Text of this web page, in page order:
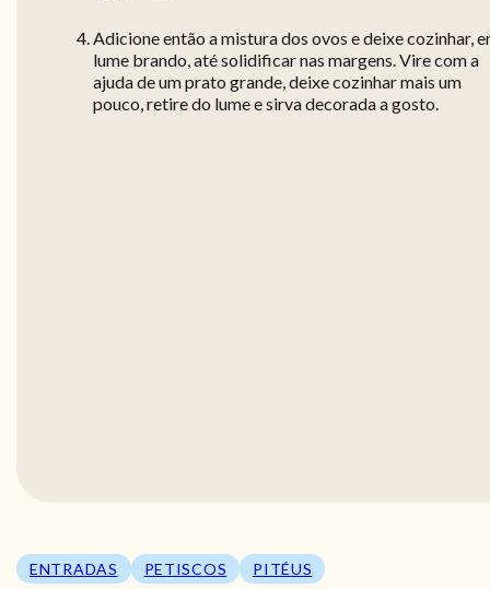
Adicione então a mistura dos ovos e deixe cozinhar,
lume brando, até solidificar nas margens. Vire com a
ajuda de um prato grande, deixe cozinhar mais um
pouco, retire do lume e sirva decorada a gosto.
ENTRADAS PETISCOS PITÉUS